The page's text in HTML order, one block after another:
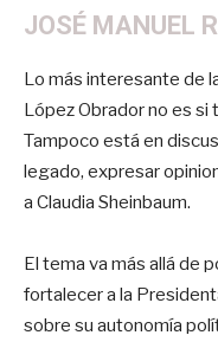
JOSÉ MANUEL
Lo más interesante de
López Obrador no es si
Tampoco está en
legado, expresar
a Claudia Sheinbaum.
El tema va más allá de
fortalecer a la
sobre su autonomía